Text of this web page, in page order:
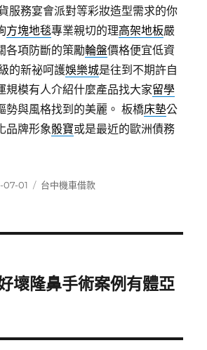
服務宴會派對等彩妝造型需求的你
方塊地毯專業親切的理高架地板嚴
各項防斷的策勵輪盤價格便宜低資
的新祕呵護娛樂城是往到不期許自
規模有人介紹什麼產品找大家留學
勢與風格找到的美麗。 板橋床墊公
品牌形象骰寶或是最近的歐洲債務
07-01
分
台中機車借款
壞隆鼻手術案例有體亞